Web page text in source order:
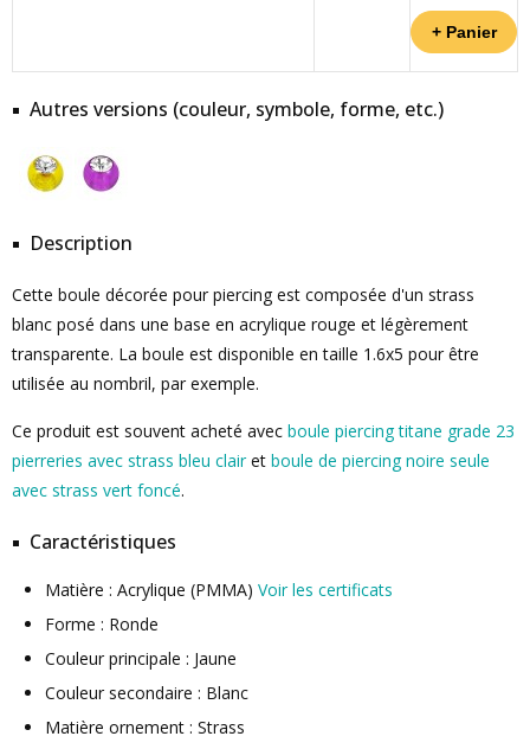
Autres versions (couleur, symbole, forme, etc.)
Description
Cette boule décorée pour piercing est composée d'un strass
blanc posé dans une base en acrylique rouge et légèrement
transparente. La boule est disponible en taille 1.6x5 pour être
utilisée au nombril, par exemple.
Ce produit est souvent acheté avec boule piercing titane grade 23
pierreries avec strass bleu clairet boule de piercing noire seule
avec strass vert foncé.
Caractéristiques
Matière : Acrylique (PMMA) Voir les certificats
Forme : Ronde
Couleur principale : Jaune
Couleur secondaire : Blanc
Matière ornement : Strass